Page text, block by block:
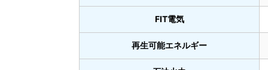
FIT電気
再生可能エネルギー